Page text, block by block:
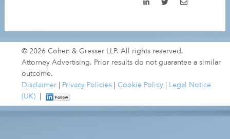
© 2026 Cohen & Gresser LLP. All rights reserved.
Attorney Advertising. Prior results do not guarantee a similar
outcome.
Disclaimer
Privacy Policies Cookie Policy
Legal Notice
(UK)